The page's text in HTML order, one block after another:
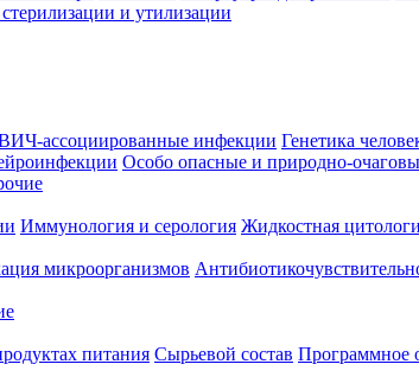
и утилизации
ассоциированные инфекции Генетика
Особо опасные и природно-
Иммунология и серология Жидкостная
микроорганизмов
питания Сырьевой состав Программное